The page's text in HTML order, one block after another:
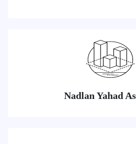
Nadlan Yahad